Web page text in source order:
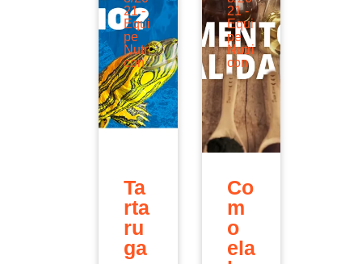
Ta
rta
ru
ga
21 -
Equi
pe
Nutri
con
Co
m
o
ela
21 -
Equi
pe
Nutri
con